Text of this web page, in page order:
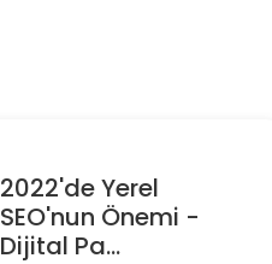
2022'de Yerel
SEO'nun Önemi -
Dijital Pa...